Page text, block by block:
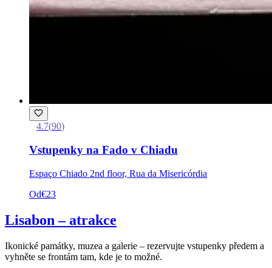
4.7(90)
Vstupenky na Fado v Chiadu
Espaço Chiado 2nd floor, Rua da Misericórdia
Od€23
Lisabon – atrakce
Ikonické památky, muzea a galerie – rezervujte vstupenky předem a
vyhněte se frontám tam, kde je to možné.